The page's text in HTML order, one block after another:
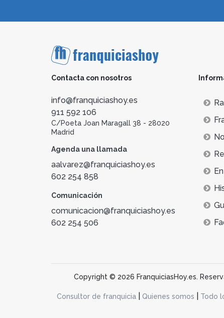
Contacta con nosotros
info@franquiciashoy.es
911 592 106
C/Poeta Joan Maragall 38 - 28020
Madrid
Agenda una llamada
aalvarez@franquiciashoy.es
602 254 858
Comunicación
comunicacion@franquiciashoy.es
602 254 506
Copyright © 2026 FranquiciasHoy.es.
Consultor de franquicia| Quienes somos Todo